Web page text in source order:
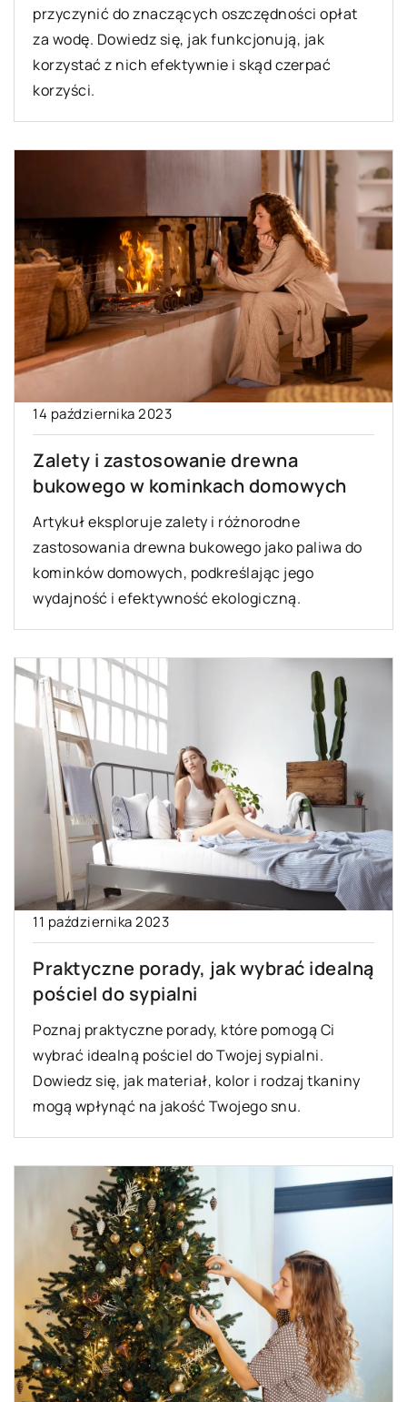
przyczynić do znaczących oszczędności opłat
za wodę. Dowiedz się, jak funkcjonują, jak
korzystać z nich efektywnie i skąd czerpać
korzyści.
14 października 2023
Zalety i zastosowanie drewna
bukowego w kominkach domowych
Artykuł eksploruje zalety i różnorodne
zastosowania drewna bukowego jako paliwa do
kominków domowych, podkreślając jego
wydajność i efektywność ekologiczną.
11 października 2023
Praktyczne porady, jak wybrać idealną
pościel do sypialni
Poznaj praktyczne porady, które pomogą Ci
wybrać idealną pościel do Twojej sypialni.
Dowiedz się, jak materiał, kolor i rodzaj tkaniny
mogą wpłynąć na jakość Twojego snu.